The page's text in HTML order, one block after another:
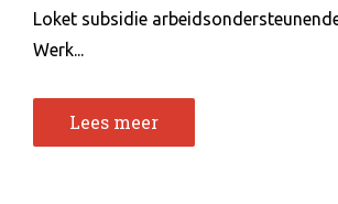
Loket subsidie
Werk...
Lees meer